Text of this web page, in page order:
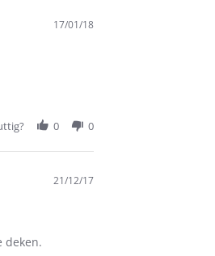
17/01/18
0 0
21/12/17
deken.